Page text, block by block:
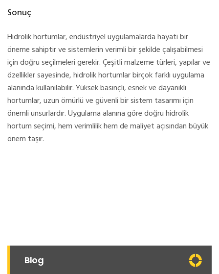
Sonuç
Hidrolik hortumlar, endüstriyel uygulamalarda hayati bir
öneme sahiptir ve sistemlerin verimli bir şekilde çalışabilmesi
için doğru seçilmeleri gerekir. Çeşitli malzeme türleri, yapılar ve
özellikler sayesinde, hidrolik hortumlar birçok farklı uygulama
alanında kullanılabilir. Yüksek basınçlı, esnek ve dayanıklı
hortumlar, uzun ömürlü ve güvenli bir sistem tasarımı için
önemli unsurlardır. Uygulama alanına göre doğru hidrolik
hortum seçimi, hem verimlilik hem de maliyet açısından büyük
önem taşır.
Blog